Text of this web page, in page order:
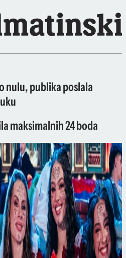
nulu, publika poslala
maksimalnih 24 boda